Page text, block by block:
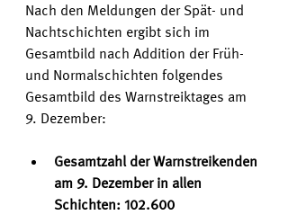
Nach den Meldungen der Spät- und
Nachtschichten ergibt sich im
Gesamtbild nach Addition der Früh-
und Normalschichten folgendes
Gesamtbild des Warnstreiktages am
9. Dezember:
Gesamtzahl der Warnstreikenden
am 9. Dezember in allen
Schichten: 102.600